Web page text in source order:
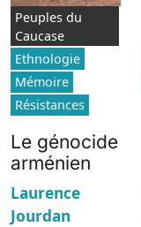
Peuples du
Caucase
Ethnologie
Mémoire
Résistances
Le génocide
arménien
Laurence
Jourdan